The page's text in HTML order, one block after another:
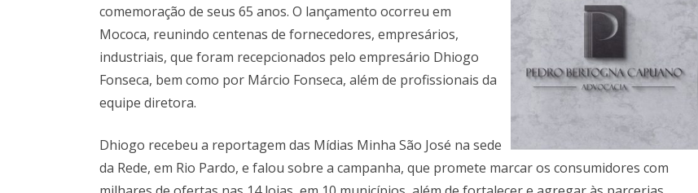
comemoração de seus 65 anos. O lançamento ocorreu em
Mococa, reunindo centenas de fornecedores, empresários,
industriais, que foram recepcionados pelo empresário Dhiogo
Fonseca, bem como por Márcio Fonseca, além de profissionais da
equipe diretora.
Dhiogo recebeu a reportagem das Mídias Minha São José na sede
da Rede, em Rio Pardo, e falou sobre a campanha, que promete marcar os consumidores com